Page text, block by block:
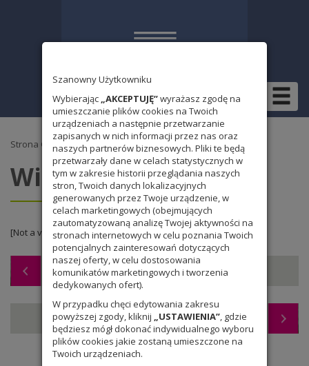
Szanowny Użytkowniku
Wybierając „AKCEPTUJĘ”wyrażasz zgodę na
umieszczanie plików cookies na Twoich
urządzeniach a następnie przetwarzanie
zapisanych w nich informacji przez nas oraz
naszych partnerów biznesowych. Pliki te będą
przetwarzały dane w celach statystycznych w
tym w zakresie historii przeglądania naszych
stron, Twoich danych lokalizacyjnych
generowanych przez Twoje urządzenie, w
celach marketingowych (obejmujących
zautomatyzowaną analizę Twojej aktywności na
stronach internetowych w celu poznania Twoich
potencjalnych zainteresowań dotyczących
naszej oferty, w celu dostosowania
komunikatów marketingowych i tworzenia
dedykowanych ofert).
W przypadku chęci edytowania zakresu
powyższej zgody, kliknij „USTAWIENIA”, gdzie
będziesz mógł dokonać indywidualnego wyboru
plików cookies jakie zostaną umieszczone na
Twoich urządzeniach.
Strona Główna»Wydarzenia 2012/2013» Wigilia 2012
Wigilia 2012
[Not a valid template]
Wymiana 2012
Wrocławskie Radio RAM – klasa 1gb